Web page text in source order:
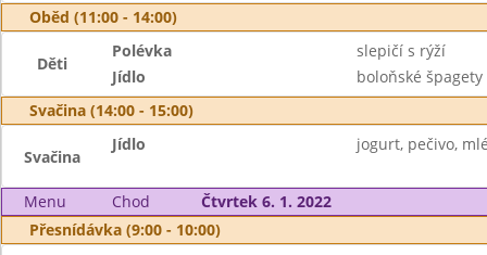
Oběd (11:00 - 14:00)
Děti
Polévka
slepičí s rýží
Jídlo
boloňské
Svačina (14:00 - 15:00)
Svačina
Jídlo jogurt, pečivo,
Menu Chod
Čtvrtek 6. 1. 2022
Přesnídávka (9:00 - 10:00)